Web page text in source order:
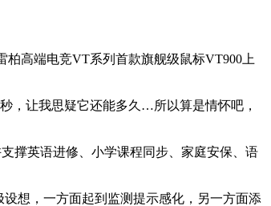
高端电竞VT系列首款旗舰级鼠标VT900上
，让我思疑它还能多久…所以算是情怀吧，
撑英语进修、小学课程同步、家庭安保、语
想，一方面起到监测提示感化，另一方面添